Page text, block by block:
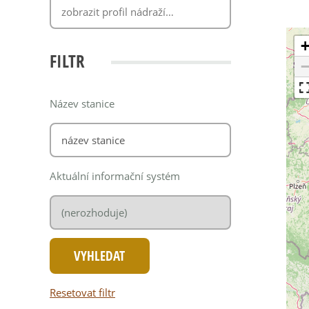
FILTR
Název stanice
Aktuální informační systém
Resetovat filtr